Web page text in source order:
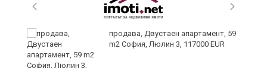
продава, Двустаен апартамент, 59
m2 София, Люлин 3, 117000 EUR